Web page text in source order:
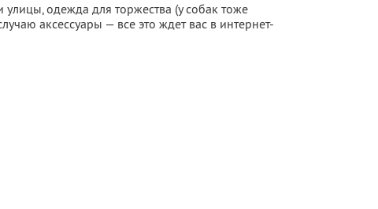
одежда для торжества (у собак тоже
аксессуары — все это ждет вас в интернет-